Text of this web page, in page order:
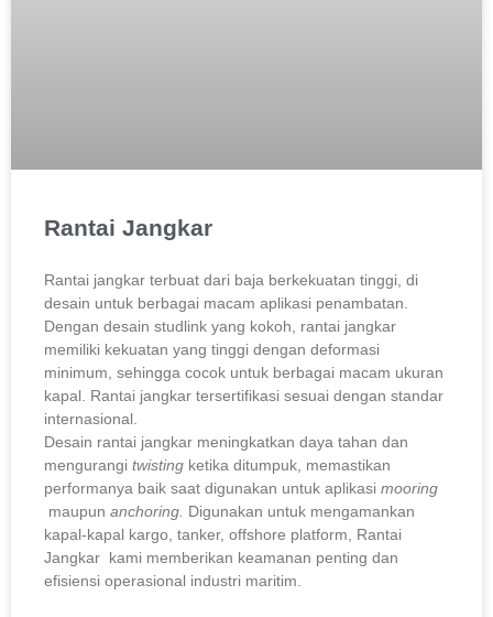
Rantai Jangkar
Rantai jangkar terbuat dari baja berkekuatan tinggi, di
desain untuk berbagai macam aplikasi penambatan.
Dengan desain studlink yang kokoh, rantai jangkar
memiliki kekuatan yang tinggi dengan deformasi
minimum, sehingga cocok untuk berbagai macam ukuran
kapal. Rantai jangkar tersertifikasi sesuai dengan standar
internasional.
Desain rantai jangkar meningkatkan daya tahan dan
mengurangi twisting ketika ditumpuk, memastikan
performanya baik saat digunakan untuk aplikasi mooring
maupun anchoring. Digunakan untuk mengamankan
kapal-kapal kargo, tanker, offshore platform, Rantai
Jangkar kami memberikan keamanan penting dan
efisiensi operasional industri maritim.